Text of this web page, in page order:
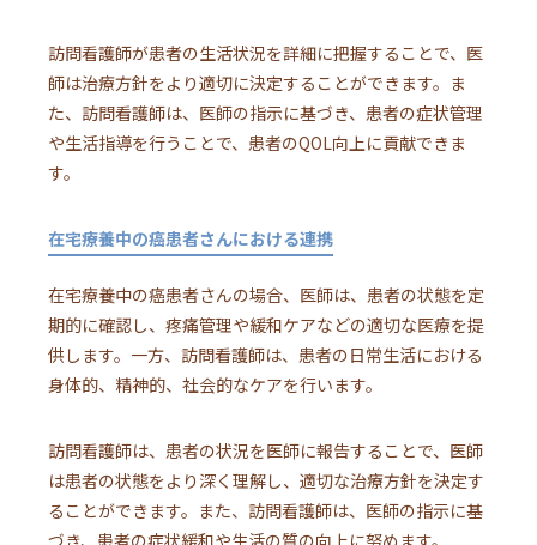
訪問看護師が患者の生活状況を詳細に把握することで、医
師は治療方針をより適切に決定することができます。ま
た、訪問看護師は、医師の指示に基づき、患者の症状管理
や生活指導を行うことで、患者のQOL向上に貢献できま
す。
在宅療養中の癌患者さんにおける連携
在宅療養中の癌患者さんの場合、医師は、患者の状態を定
期的に確認し、疼痛管理や緩和ケアなどの適切な医療を提
供します。一方、訪問看護師は、患者の日常生活における
身体的、精神的、社会的なケアを行います。
訪問看護師は、患者の状況を医師に報告することで、医師
は患者の状態をより深く理解し、適切な治療方針を決定す
ることができます。また、訪問看護師は、医師の指示に基
づき、患者の症状緩和や生活の質の向上に努めます。